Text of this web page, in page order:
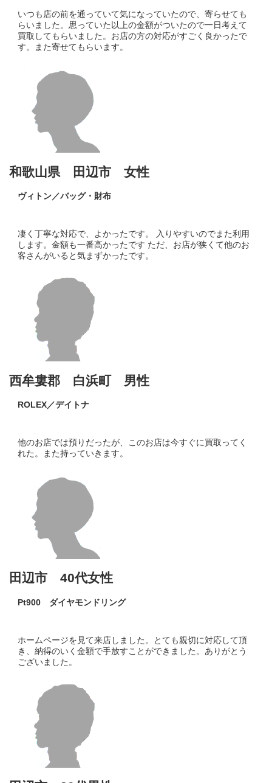
いつも店の前を通っていて気になっていたので、寄らせても
らいました。思っていた以上の金額がついたので一日考えて
買取してもらいました。お店の方の対応がすごく良かったで
す。また寄せてもらいます。
和歌山県 田辺市 女性
ヴィトン／バッグ・財布
凄く丁寧な対応で、よかったです。 入りやすいのでまた利用
します。金額も一番高かったです ただ、お店が狭くて他のお
客さんがいると気まずかったです。
西牟婁郡 白浜町 男性
ROLEX／デイトナ
他のお店では預りだったが、このお店は今すぐに買取ってく
れた。また持っていきます。
田辺市 40代女性
Pt900 ダイヤモンドリング
ホームページを見て来店しました。とても親切に対応して頂
き、納得のいく金額で手放すことができました。ありがとう
ございました。